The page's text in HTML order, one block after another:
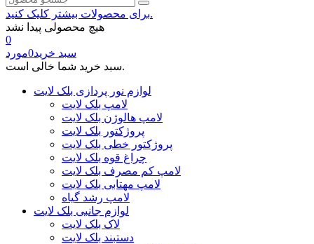
برای محصولات بیشتر کلیک کنید.
هیچ محصولی پیدا نشد
0
سبد خرید0مورد
سبد خرید شما خالی است.
لوازم نور پردازی بلک لایت
لامپ بلک لایت
لامپ هالوژن بلک لایت
پروژکتور بلک لایت
پروژکتور خطی بلک لایت
چراغ قوه بلک لایت
لامپ کم مصرف بلک لایت
لامپ مهتابی بلک لایت
لامپ رشد گیاه
لوازم جانبی بلک لایت
لاک بلک لایت
دستبند بلک لایت